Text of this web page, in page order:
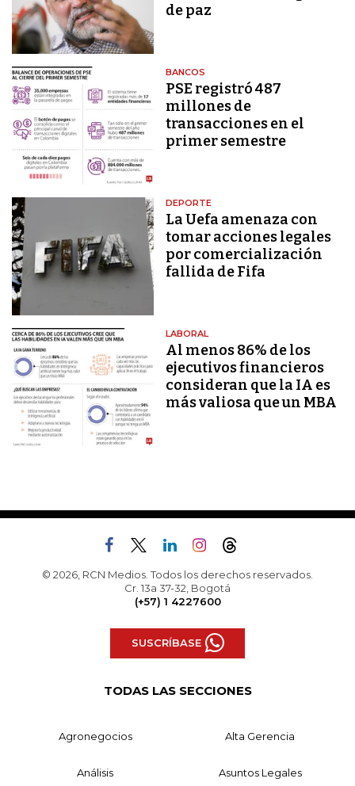
de paz
BANCOS
PSE registró 487
millones de
transacciones en el
primer semestre
DEPORTE
La Uefa amenaza con
tomar acciones legales
por comercialización
fallida de Fifa
LABORAL
Al menos 86% de los
ejecutivos financieros
consideran que la IA es
más valiosa que un MBA
© 2026, RCN Medios. Todos los derechos reservados.
Cr. 13a 37-32, Bogotá
(+57) 1 4227600
SUSCRÍBASE
TODAS LAS SECCIONES
Agronegocios Alta Gerencia
Análisis Asuntos Legales